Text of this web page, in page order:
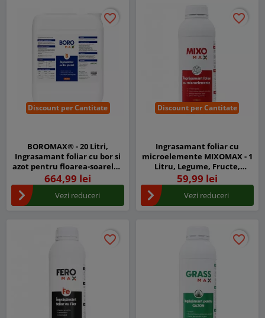
Discount per Cantitate
favorite_border
favorite_border
BOROMAX® - 20 Litri,
Ingrasamant foliar cu bor si
azot pentru floarea-soarelui,
legume si fructe - Corector
carenta bor
664,99 lei
Vezi reduceri
Discount per Cantitate
favorite_border
favorite_border
Ingrasamant foliar cu
microelemente MIXOMAX - 1
Litru, Legume, Fructe,
Cereale paioase, Porumb
59,99 lei
Vezi reduceri
favorite_border
favorite_border favorite_border
favorite_border